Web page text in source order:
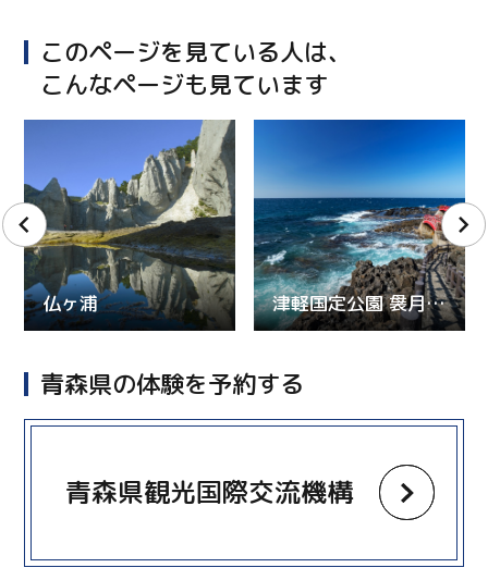
このページを見ている人は、
こんなページも見ています
仏ヶ浦 津軽国定公園 袰月海岸高野崎
青森県の体験を予約する
青森県観光国際交流機構
more